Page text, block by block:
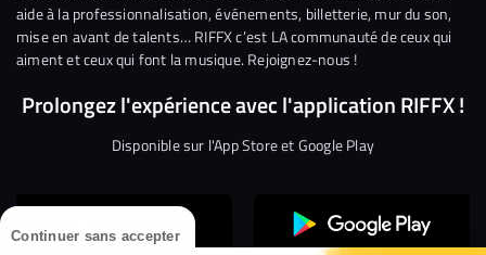
Continuer sans accepter
aide à la professionnalisation, événements, billetterie, mur du son,
mise en avant de talents… RIFFX c’est LA communauté de ceux qui
aiment et ceux qui font la musique. Rejoignez-nous !
Prolongez l'expérience avec l'application RIFFX !
Disponible sur l'App Store et Google Play